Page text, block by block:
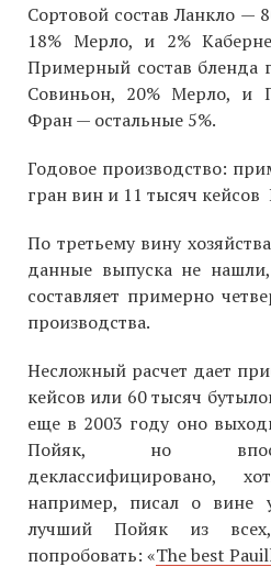
Сортовой состав Ланкло —
18% Мерло, и 2%
Примерный состав бленда
Совиньон, 20% Мерло, и
Фран — остальные 5%.
Годовое производство:
гран вин и 11 тысяч кейсов
По третьему вину
данные выпуска не
составляет примерно
производства.
Несложный расчет дает
кейсов или 60 тысяч
еще в 2003 году оно
Пойяк, но
деклассифицировано,
например, писал о вине
лучший Пойяк из
попробовать: «The best